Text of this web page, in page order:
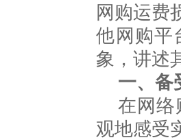
网购运费
他网购平
象，讲述
一、备
在网络
观地感受